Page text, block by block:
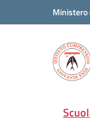
Vai ai contenuti
Vai al menu di